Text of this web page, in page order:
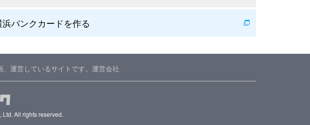
浜バンクカードを作る
運営しているサイトです。 運営会社
Ltd. All rights reserved.